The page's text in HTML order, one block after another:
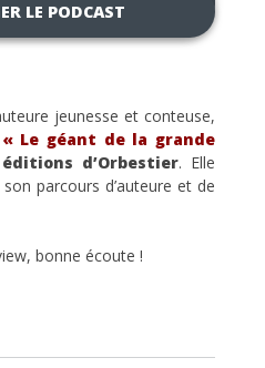
LE PODCAST
jeunesse et conteuse,
« Le géant de la grande
éditions d’Orbestier. Elle
parcours d’auteure et de
bonne écoute !